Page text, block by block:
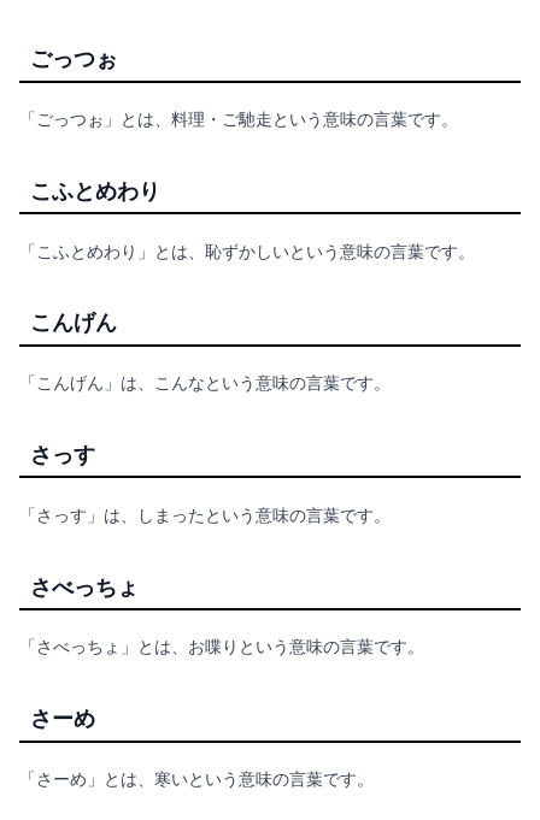
ごっつぉ
「ごっつぉ」とは、料理・ご馳走という意味の言葉です。
こふとめわり
「こふとめわり」とは、恥ずかしいという意味の言葉です。
こんげん
「こんげん」は、こんなという意味の言葉です。
さっす
「さっす」は、しまったという意味の言葉です。
さべっちょ
「さべっちょ」とは、お喋りという意味の言葉です。
さーめ
「さーめ」とは、寒いという意味の言葉です。